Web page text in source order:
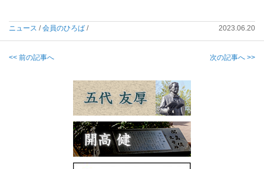
ニュース /会員のひろば / 2023.06.20
<< 前の記事へ 次の記事へ >>